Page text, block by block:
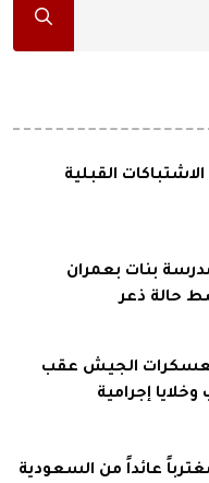
القبلية
بنات بعمران
حالة ذعر
الجيش عقب
إجرامية
عائداً من السعودية